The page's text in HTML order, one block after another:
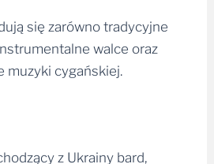
się zarówno tradycyjne
walce oraz
muzyki cygańskiej.
z Ukrainy bard,